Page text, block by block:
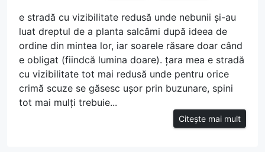
e stradă cu vizibilitate redusă unde nebunii și-au
luat dreptul de a planta salcâmi după ideea de
ordine din mintea lor, iar soarele răsare doar când
e obligat (fiindcă lumina doare). țara mea e stradă
cu vizibilitate tot mai redusă unde pentru orice
crimă scuze se găsesc ușor prin buzunare, spini
tot mai mulți trebuie...
Citește mai mult